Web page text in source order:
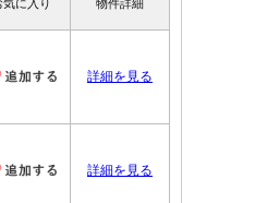
気に入り 物件詳細
詳細を見る
詳細を見る